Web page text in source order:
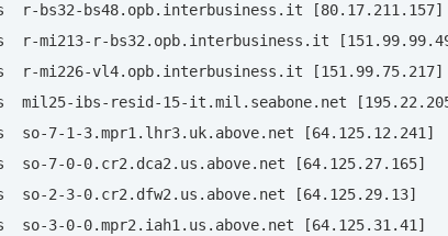
rete senza fili:
. . . . . . . : Supporto disconnesso
. . . . . . . : Broadcom 802.11b/g WLAN
. . . . . . . : 00-14-A5-15-6F-BD
rete locale (LAN):
scaduta.
r-bs32-bs48.opb.interbusiness.it [80.17.211.157]
r-mi213-r-bs32.opb.interbusiness.it
r-mi226-vl4.opb.interbusiness.it [151.99.75.217]
mil25-ibs-resid-15-it.mil.seabone.net
so-7-1-3.mpr1.lhr3.uk.above.net [64.125.12.241]
so-7-0-0.cr2.dca2.us.above.net [64.125.27.165]
so-2-3-0.cr2.dfw2.us.above.net [64.125.29.13]
so-3-0-0.mpr2.iah1.us.above.net [64.125.31.41]